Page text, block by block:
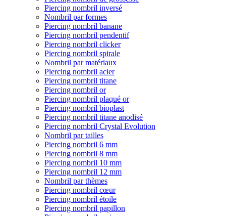
Piercing nombril inversé
Nombril par formes
Piercing nombril banane
Piercing nombril pendentif
Piercing nombril clicker
Piercing nombril spirale
Nombril par matériaux
Piercing nombril acier
Piercing nombril titane
Piercing nombril or
Piercing nombril plaqué or
Piercing nombril bioplast
Piercing nombril titane anodisé
Piercing nombril Crystal Evolution
Nombril par tailles
Piercing nombril 6 mm
Piercing nombril 8 mm
Piercing nombril 10 mm
Piercing nombril 12 mm
Nombril par thèmes
Piercing nombril cœur
Piercing nombril étoile
Piercing nombril papillon